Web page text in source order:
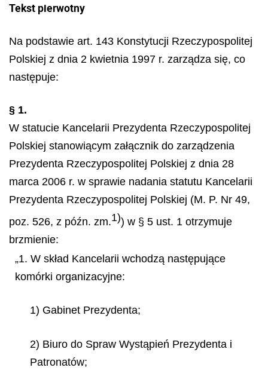
Tekst pierwotny
Na podstawie art. 143 Konstytucji Rzeczypospolitej
Polskiej z dnia 2 kwietnia 1997 r. zarządza się, co
następuje:
§ 1.
W statucie Kancelarii Prezydenta Rzeczypospolitej
Polskiej stanowiącym załącznik do zarządzenia
Prezydenta Rzeczypospolitej Polskiej z dnia 28
marca 2006 r. w sprawie nadania statutu Kancelarii
Prezydenta Rzeczypospolitej Polskiej (M. P. Nr 49,
poz. 526, z późn. zm.1)) w § 5 ust. 1 otrzymuje
brzmienie:
„1. W skład Kancelarii wchodzą następujące
komórki organizacyjne:
1) Gabinet Prezydenta;
2) Biuro do Spraw Wystąpień Prezydenta i
Patronatów;